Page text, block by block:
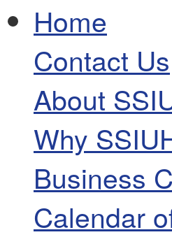
Home
Contact Us
About
Why
Business
Calendar